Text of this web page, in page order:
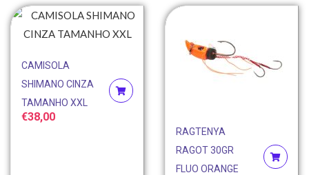
CAMISOLA
SHIMANO CINZA
TAMANHO XXL
€38,00
RAGTENYA
RAGOT 30GR
FLUO ORANGE